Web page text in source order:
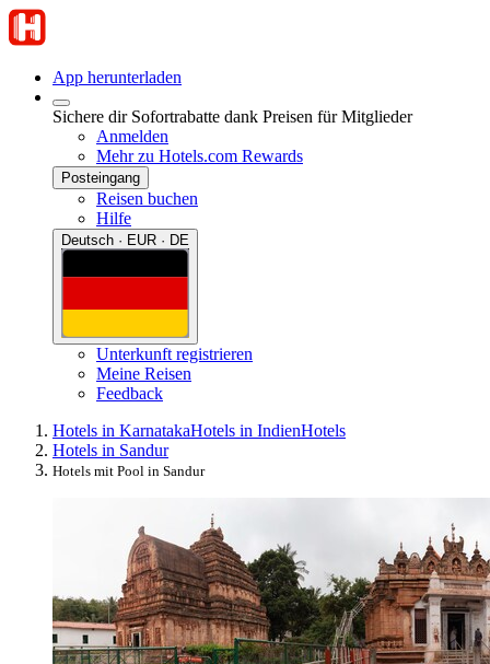
App herunterladen
Sichere dir Sofortrabatte dank Preisen für Mitglieder
Anmelden
Mehr zu Hotels.com Rewards
Posteingang
Reisen buchen
Hilfe
Deutsch · EUR · DE
Unterkunft registrieren
Meine Reisen
Feedback
Hotels in KarnatakaHotels in IndienHotels
Hotels in Sandur
Hotels mit Pool in Sandur